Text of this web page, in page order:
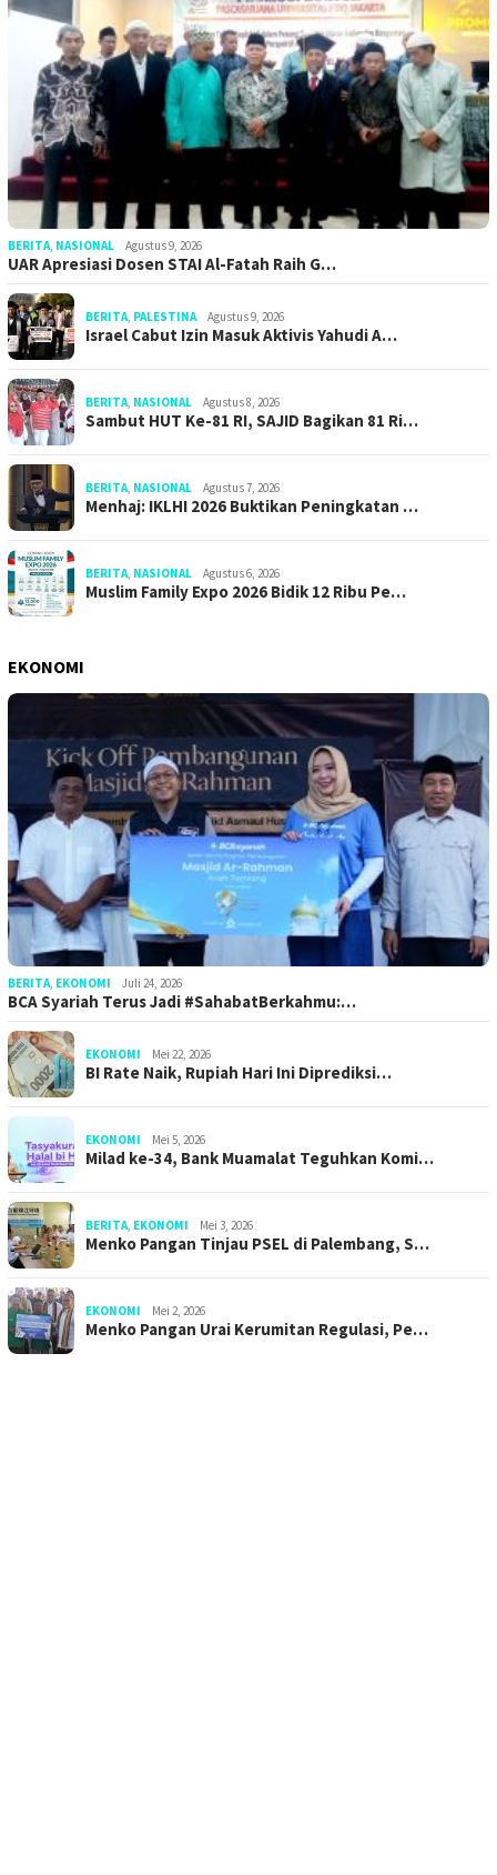
BERITA NASIONAL Agustus 9, 2026
UAR Apresiasi Dosen STAI Al-Fatah Raih G…
BERITA PALESTINA Agustus 9, 2026
Israel Cabut Izin Masuk Aktivis Yahudi A…
BERITA NASIONAL Agustus 8, 2026
Sambut HUT Ke-81 RI, SAJID Bagikan 81 Ri…
BERITA NASIONAL Agustus 7, 2026
Menhaj: IKLHI 2026 Buktikan Peningkatan …
BERITA NASIONAL Agustus 6, 2026
Muslim Family Expo 2026 Bidik 12 Ribu Pe…
EKONOMI
BERITA EKONOMI Juli 24, 2026
BCA Syariah Terus Jadi #SahabatBerkahmu:…
EKONOMI Mei 22, 2026
BI Rate Naik, Rupiah Hari Ini Diprediksi…
EKONOMI Mei 5, 2026
Milad ke-34, Bank Muamalat Teguhkan Komi…
BERITA EKONOMI Mei 3, 2026
Menko Pangan Tinjau PSEL di Palembang, S…
EKONOMI Mei 2, 2026
Menko Pangan Urai Kerumitan Regulasi, Pe…